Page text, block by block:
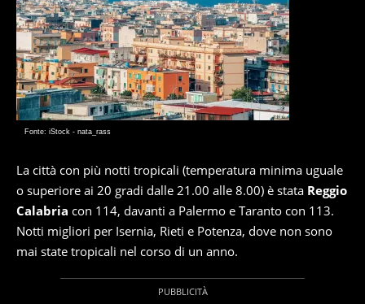
Fonte: iStock - nata_rass
La città con più notti tropicali (temperatura minima uguale
o superiore ai 20 gradi dalle 21.00 alle 8.00) è stata Reggio
Calabria con 114, davanti a Palermo e Taranto con 113.
Notti migliori per Isernia, Rieti e Potenza, dove non sono
mai state tropicali nel corso di un anno.